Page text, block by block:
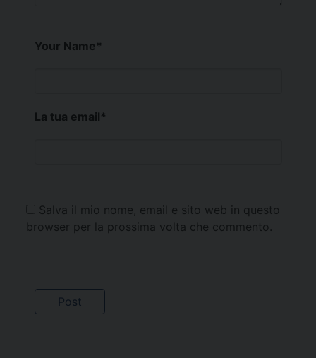
Your Name*
La tua email*
Salva il mio nome, email e sito web in questo
browser per la prossima volta che commento.